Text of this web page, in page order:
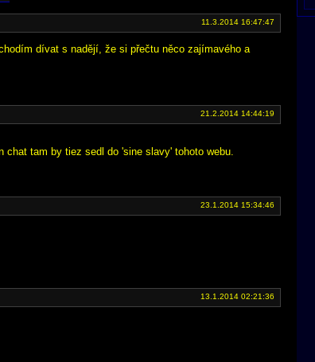
11.3.2014 16:47:47
dívat s nadějí, že si přečtu něco zajímavého a
21.2.2014 14:44:19
chat tam by tiez sedl do 'sine slavy' tohoto webu.
23.1.2014 15:34:46
13.1.2014 02:21:36